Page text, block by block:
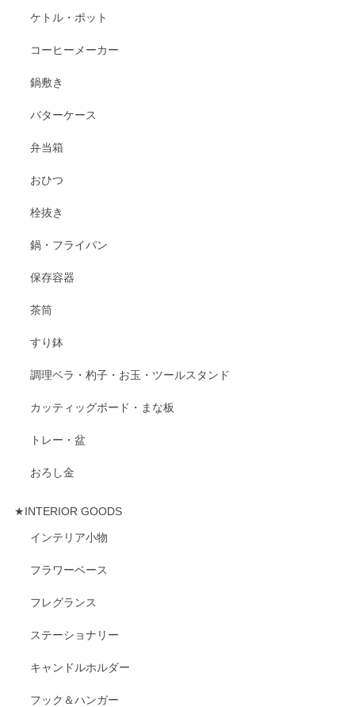
ケトル・ポット
コーヒーメーカー
鍋敷き
バターケース
弁当箱
おひつ
栓抜き
鍋・フライパン
保存容器
茶筒
すり鉢
調理ベラ・杓子・お玉・ツールスタンド
カッティッグボード・まな板
トレー・盆
おろし金
★INTERIOR GOODS
インテリア小物
フラワーベース
フレグランス
ステーショナリー
キャンドルホルダー
フック＆ハンガー